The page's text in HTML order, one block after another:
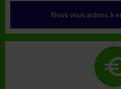
Nous vous aidons à